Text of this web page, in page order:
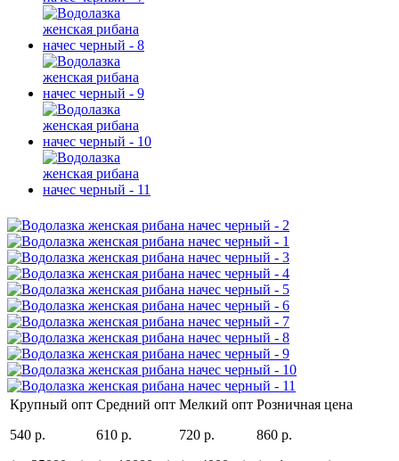
Крупный опт
540 р.
Средний опт
610 р.
Мелкий опт
720 р.
Розничная цена
860 р.